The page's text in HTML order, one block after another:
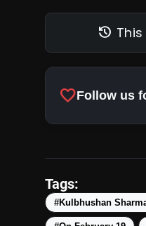
history
favoriteFollow us
Tags:
#Kulbhushan